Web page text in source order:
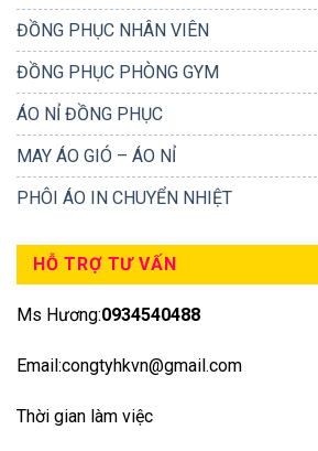
ĐỒNG PHỤC NHÂN VIÊN
ĐỒNG PHỤC PHÒNG GYM
ÁO NỈ ĐỒNG PHỤC
MAY ÁO GIÓ – ÁO NỈ
PHÔI ÁO IN CHUYỂN NHIỆT
HỖ TRỢ TƯ VẤN
Ms Hương:0934540488
Email:congtyhkvn@gmail.com
Thời gian làm việc